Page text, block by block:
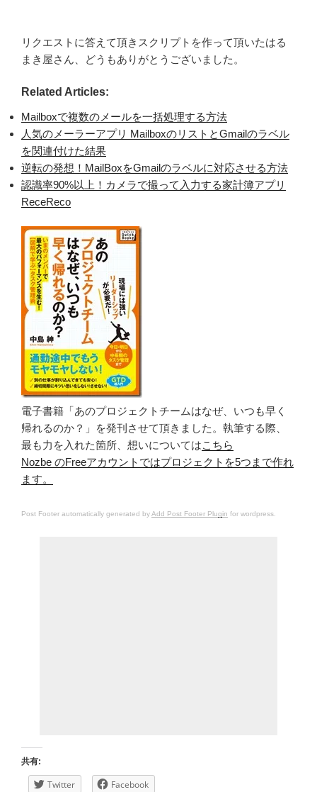
リクエストに答えて頂きスクリプトを作って頂いたはる
まき屋さん、どうもありがとうございました。
Related Articles:
Mailboxで複数のメールを一括処理する方法
人気のメーラーアプリ MailboxのリストとGmailのラベル
を関連付けた結果
逆転の発想！MailBoxをGmailのラベルに対応させる方法
認識率90%以上！カメラで撮って入力する家計簿アプリ
ReceReco
電子書籍「あのプロジェクトチームはなぜ、いつも早く
帰れるのか？」を発刊させて頂きました。執筆する際、
最も力を入れた箇所、想いについてはこちら
Nozbe のFreeアカウントではプロジェクトを5つまで作れ
ます。
Post Footer automatically generated byAdd Post Footer Plugin for wordpress.
共有:
Twitter Facebook